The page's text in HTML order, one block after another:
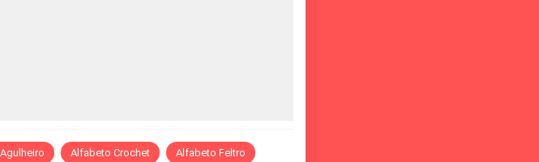
Agulheiro Alfabeto Crochet Alfabeto Feltro